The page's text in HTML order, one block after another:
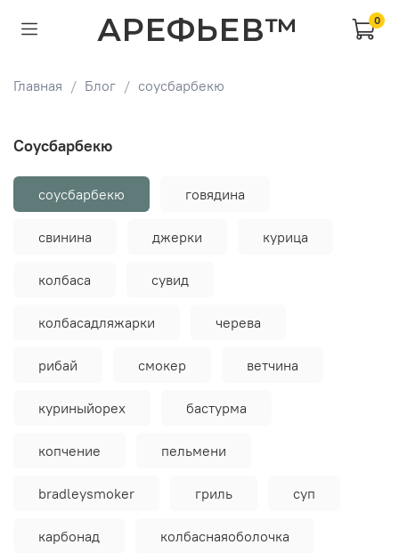
АРЕФЬЕВ™ 0
Главная Блог соусбарбекю
соусбарбекю
соусбарбекю говядина
свинина джерки курица
колбаса сувид
колбасадляжарки черева
рибай смокер ветчина
куриныйорех бастурма
копчение пельмени
bradleysmoker гриль суп
карбонад колбаснаяоболочка